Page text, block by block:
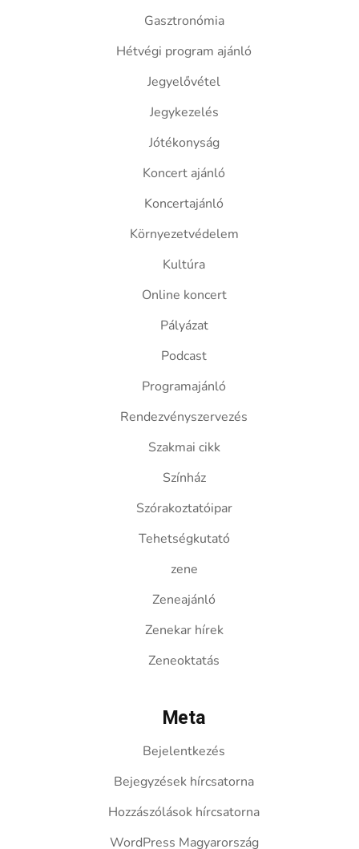
Gasztronómia
Hétvégi program ajánló
Jegyelővétel
Jegykezelés
Jótékonyság
Koncert ajánló
Koncertajánló
Környezetvédelem
Kultúra
Online koncert
Pályázat
Podcast
Programajánló
Rendezvényszervezés
Szakmai cikk
Színház
Szórakoztatóipar
Tehetségkutató
zene
Zeneajánló
Zenekar hírek
Zeneoktatás
Meta
Bejelentkezés
Bejegyzések hírcsatorna
Hozzászólások hírcsatorna
WordPress Magyarország